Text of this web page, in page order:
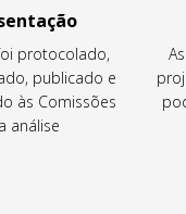
protocolado,
publicado e
às Comissões
análise